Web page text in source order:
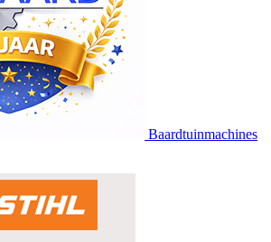
Baardtuinmachines